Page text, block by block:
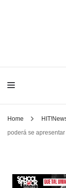
Home
poderá se